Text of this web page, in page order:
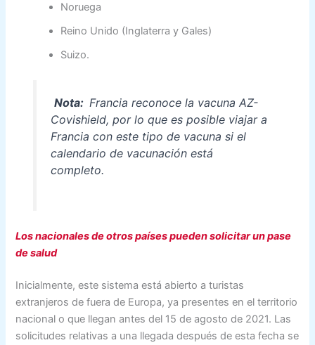
Noruega
Reino Unido (Inglaterra y Gales)
Suizo.
Nota: Francia reconoce la vacuna AZ-
Covishield, por lo que es posible viajar a
Francia con este tipo de vacuna si el
calendario de vacunación está
completo.
Los nacionales de otros países pueden solicitar un pase
de salud
Inicialmente, este sistema está abierto a turistas
extranjeros de fuera de Europa, ya presentes en el territorio
nacional o que llegan antes del 15 de agosto de 2021. Las
solicitudes relativas a una llegada después de esta fecha se